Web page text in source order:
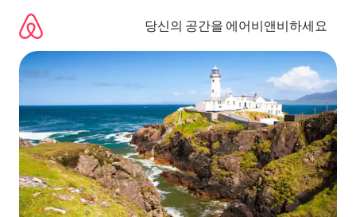
당신의 공간을 에어비앤비하세요